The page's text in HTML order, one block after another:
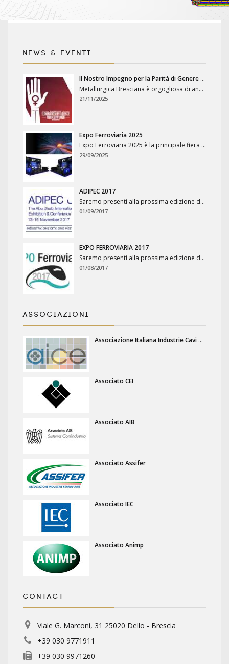
NEWS & EVENTI
Il Nostro Impegno per la Parità di Genere e Contro la Violenza sulle Donne
Metallurgica Bresciana è orgogliosa di annunciare il suo percorso di certificazione secondo la Prassi di Riferimento UNI/PdR 125:2022 sulla par...
21/11/2025
Expo Ferroviaria 2025
Expo Ferroviaria 2025 è la principale fiera italiana dedicata all’intero settore ferroviario, che si terrà dall’1 al 3 ottob...
29/09/2025
ADIPEC 2017
Saremo presenti alla prossima edizione della fiera ADIPEC 2017 (Stand 23 – ARDECO Stand Plot 5210 – Hall 5) che si terrà al ADNE...
01/09/2017
EXPO FERROVIARIA 2017
Saremo presenti alla prossima edizione della fiera EXPO Ferroviaria 2017 (Padiglione 2 – Stand 458) che si terrà a Milano presso l&rsq...
01/08/2017
ASSOCIAZIONI
Associazione Italiana Industrie Cavi e Conduttori Elettrici
Associato CEI
Associato AIB
Associato Assifer
Associato IEC
Associato Animp
CONTACT
Viale G. Marconi, 31 25020 Dello - Brescia
+39 030 9771911
+39 030 9971260